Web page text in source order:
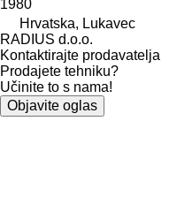
1980
Hrvatska, Lukavec
RADIUS d.o.o.
Kontaktirajte prodavatelja
Prodajete tehniku?
Učinite to s nama!
Objavite oglas